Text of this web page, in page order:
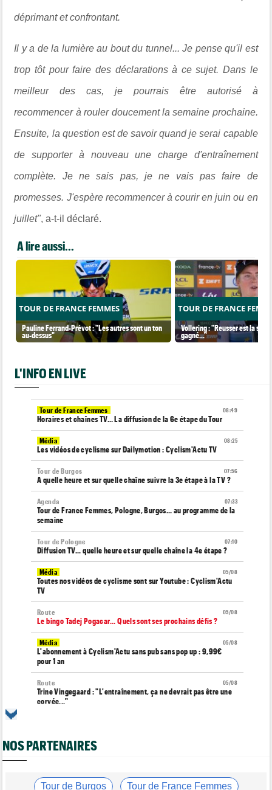
déprimant et confrontant.
Il y a de la lumière au bout du tunnel... Je pense qu'il est
trop tôt pour faire des déclarations à ce sujet. Dans le
meilleur des cas, je pourrais être autorisé à
recommencer à rouler doucement la semaine prochaine.
Ensuite, la question est de savoir quand je serai capable
de supporter à nouveau une charge d'entraînement
complète. Je ne sais pas, je ne vais pas faire de
promesses. J'espère recommencer à courir en juin ou en
juillet", a-t-il déclaré.
A lire aussi...
TOUR DE FRANCE FEMMES
Pauline Ferrand-Prévot : "Les autres sont un ton
au-dessus"
TOUR DE FRANCE
Vollering : "Reusser est la
gagné..."
L'INFO EN LIVE
08:49
Tour de France Femmes
Horaires et chaînes TV… La diffusion de la 6e étape du Tour
08:25
Média
Les vidéos de cyclisme sur Dailymotion : Cyclism'Actu TV
07:56
Tour de Burgos
A quelle heure et sur quelle chaîne suivre la 3e étape à la TV ?
07:33
Agenda
Tour de France Femmes, Pologne, Burgos… au programme de la
semaine
07:10
Tour de Pologne
Diffusion TV... quelle heure et sur quelle chaîne la 4e étape ?
05/08
Média
Toutes nos vidéos de cyclisme sont sur Youtube : Cyclism'Actu
TV
05/08
Route
Le bingo Tadej Pogacar... Quels sont ses prochains défis ?
05/08
Média
L'abonnement à Cyclism'Actu sans pub sans pop up : 9,99€
pour 1 an
05/08
Route
Trine Vingegaard : "L'entraînement, ça ne devrait pas être une
corvée..."
c'est ici !
NOS PARTENAIRES
Tour de Burgos Tour de France Femmes